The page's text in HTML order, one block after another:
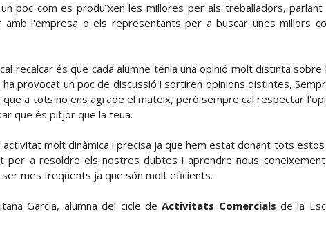
poc com es produïxen les millores per als treballadors,
amb l'empresa o els representants per a buscar unes millors
recalcar és que cada alumne ténia una opinió molt distinta sobre
provocat un poc de discussió i sortiren opinions distintes,
a tots no ens agrade el mateix, però sempre cal respectar
que és pitjor que la teua.
activitat molt dinàmica i precisa ja que hem estat donant tots
per a resoldre els nostres dubtes i aprendre nous
mes freqüents ja que són molt eficients.
Garcia, alumna del cicle de Activitats Comercials de la